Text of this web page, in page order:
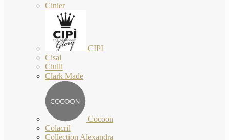
Cinier
CIPI
Cisal
Ciulli
Clark Made
Cocoon
Colacril
Collection Alexandra